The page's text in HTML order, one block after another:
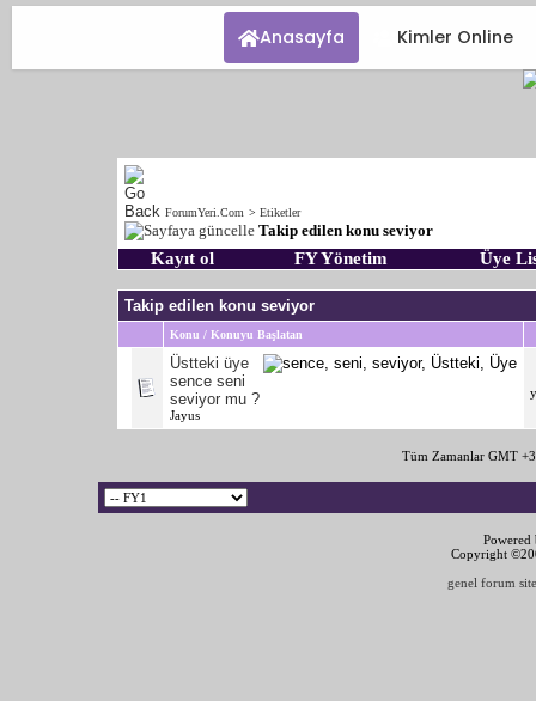
Anasayfa Kimler Online
ForumYeri.Com > Etiketler
Takip edilen konu seviyor
Kayıt ol FY Yönetim Üye
Takip edilen konu seviyor
Konu / Konuyu Başlatan
Üstteki üye
sence seni
seviyor mu ?
Jayus
Tüm Zamanlar GMT
Copyright
genel forum